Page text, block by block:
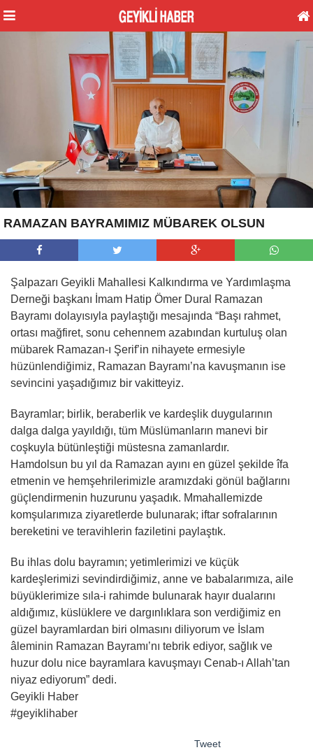
RAMAZAN BAYRAMIMIZ MÜBAREK OLSUN
Şalpazarı Geyikli Mahallesi Kalkındırma ve Yardımlaşma
Derneği başkanı İmam Hatip Ömer Dural Ramazan
Bayramı dolayısıyla paylaştığı mesajında “Başı rahmet,
ortası mağfiret, sonu cehennem azabından kurtuluş olan
mübarek Ramazan-ı Şerif’in nihayete ermesiyle
hüzünlendiğimiz, Ramazan Bayramı’na kavuşmanın ise
sevincini yaşadığımız bir vakitteyiz.
Bayramlar; birlik, beraberlik ve kardeşlik duygularının
dalga dalga yayıldığı, tüm Müslümanların manevi bir
coşkuyla bütünleştiği müstesna zamanlardır.
Hamdolsun bu yıl da Ramazan ayını en güzel şekilde îfa
etmenin ve hemşehrilerimizle aramızdaki gönül bağlarını
güçlendirmenin huzurunu yaşadık. Mmahallemizde
komşularımıza ziyaretlerde bulunarak; iftar sofralarının
bereketini ve teravihlerin faziletini paylaştık.
Bu ihlas dolu bayramın; yetimlerimizi ve küçük
kardeşlerimizi sevindirdiğimiz, anne ve babalarımıza, aile
büyüklerimize sıla-i rahimde bulunarak hayır dualarını
aldığımız, küslüklere ve dargınlıklara son verdiğimiz en
güzel bayramlardan biri olmasını diliyorum ve İslam
âleminin Ramazan Bayramı’nı tebrik ediyor, sağlık ve
huzur dolu nice bayramlara kavuşmayı Cenab-ı Allah’tan
niyaz ediyorum” dedi.
Geyikli Haber
#geyiklihaber
Tweet